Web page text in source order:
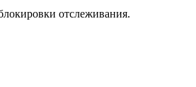
отслеживания.